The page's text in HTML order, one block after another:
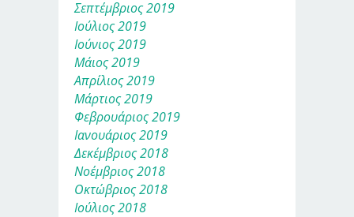
Σεπτέμβριος 2019
Ιούλιος 2019
Ιούνιος 2019
Μάιος 2019
Απρίλιος 2019
Μάρτιος 2019
Φεβρουάριος 2019
Ιανουάριος 2019
Δεκέμβριος 2018
Νοέμβριος 2018
Οκτώβριος 2018
Ιούλιος 2018